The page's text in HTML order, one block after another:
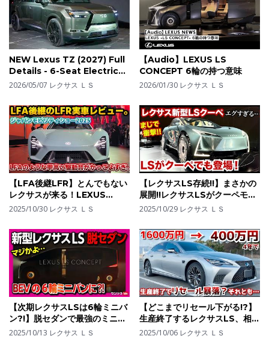
NEW Lexus TZ (2027) Full
Details - 6-Seat Electric
Luxury SUV
2026/05/07 レクサス ＬＳ
【Audio】LEXUS LS
CONCEPT 6輪の持つ意味
2026/01/30 レクサス ＬＳ
【LFA後継LFR】とんでもない
レクサスが来る！LEXUS
Sport Concept実車レビュ
コンセプトカーをJMS2025で
実車レポート。LS CONCEPT
も。
2025/10/30 レクサス ＬＳ
【レクサスLS存続!!】まさかの
展開!!レクサスLSがクーペモデ
ルに!!レクサスLSクーペが登
2025/10/29 レクサス ＬＳ
【次期レクサスLSは6輪ミニバ
ン?!】脱セダンで最強のミニバ
ンへ進化! 次期新型レクサスLS
2025/10/13 レクサス ＬＳ
【どこまでリセール下がる!?】
生産終了するレクサスLS、相場
は今後どうなる？LEXUS
2025/10/06 レクサス ＬＳ